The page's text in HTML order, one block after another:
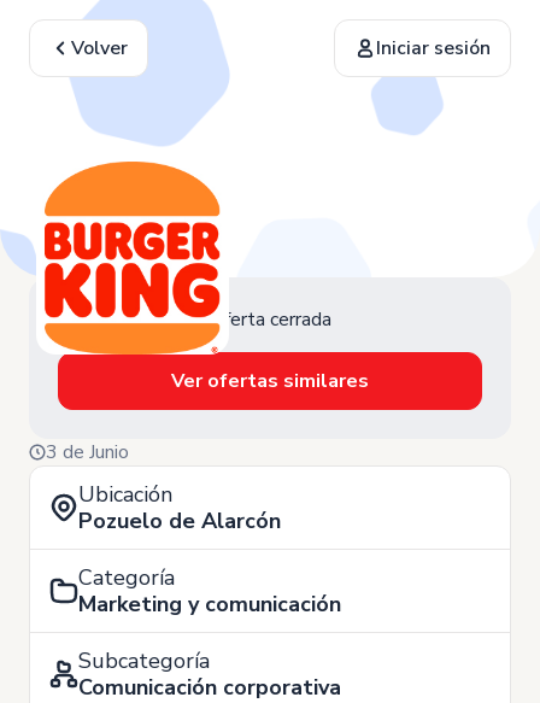
Volver Iniciar sesión
Oferta cerrada
Ver ofertas similares
3 de Junio
Ubicación
Pozuelo de Alarcón
Categoría
Marketing y comunicación
Subcategoría
Comunicación corporativa